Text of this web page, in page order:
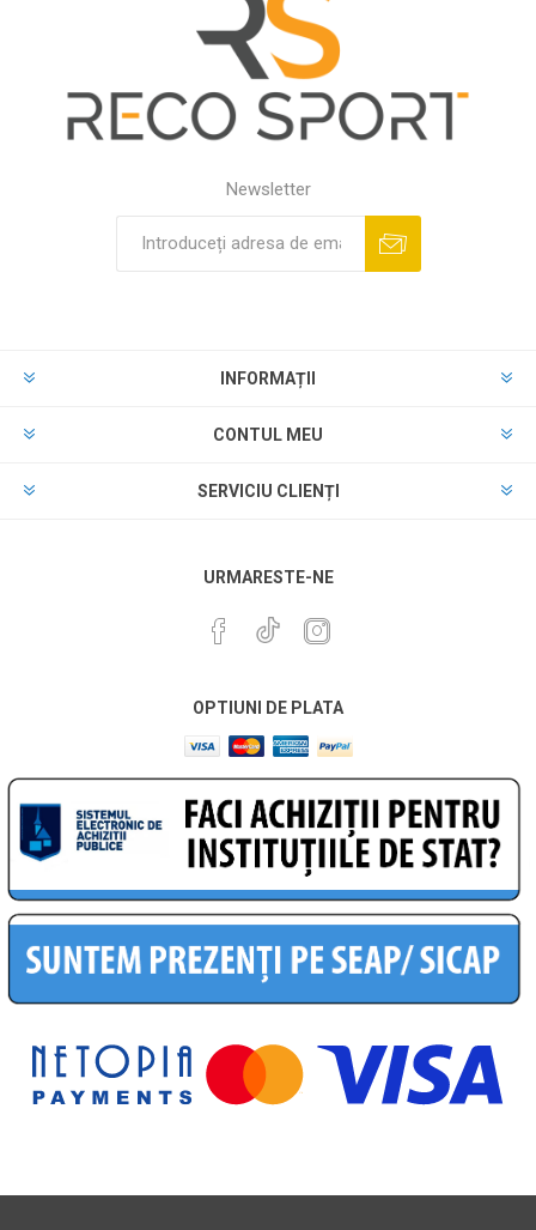
Newsletter
INFORMAȚII
CONTUL MEU
SERVICIU CLIENȚI
URMARESTE-NE
OPTIUNI DE PLATA